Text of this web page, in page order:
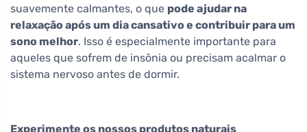
suavemente calmantes, o que pode ajudar na
relaxação após um dia cansativo e contribuir para um
sono melhor. Isso é especialmente importante para
aqueles que sofrem de insônia ou precisam acalmar o
sistema nervoso antes de dormir.
Experimente os nossos produtos naturais